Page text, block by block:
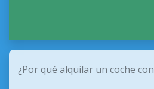
¿Por qué alquilar un coche con